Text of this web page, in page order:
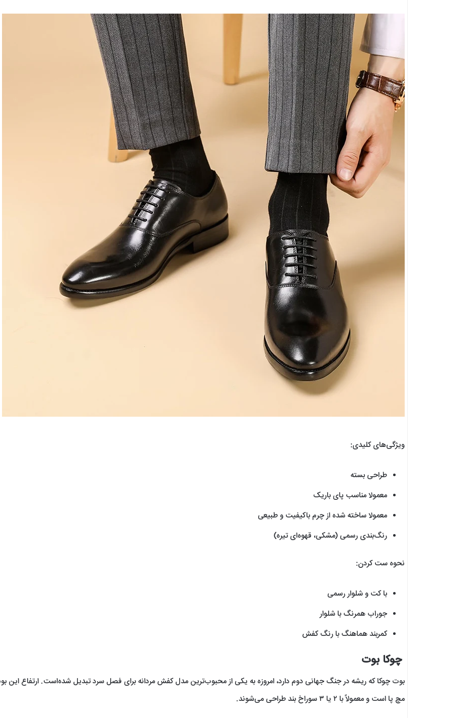
ویژگی‌های کلیدی:
طراحی بسته
معمولا مناسب پای باریک
معمولا ساخته شده از چرم باکیفیت و طبیعی
رنگ‌بندی رسمی (مشکی، قهوه‌ای تیره)
نحوه ست کردن:
با کت و شلوار رسمی
جوراب همرنگ با شلوار
کمربند هماهنگ با رنگ کفش
چوکا بوت
بوت چوکا که ریشه در جنگ جهانی دوم دارد، امروزه به یکی از محبوب‌ترین مدل کفش مردانه برای فصل سرد تبدیل شده‌است. ارتفاع این
مچ پا است و معمولاً با ۲ یا ۳ سوراخ بند طراحی می‌شوند.